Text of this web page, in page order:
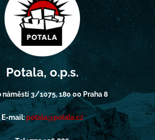
Potala, o.p.s.
náměstí 3/1075, 180 00 Praha 8
E-mail:potala@potala.cz